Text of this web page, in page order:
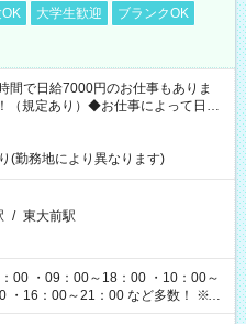
大学生歓迎
ブランクOK
で日給7000円のお仕事もありま
規定あり）◆お仕事によって日給
(勤務地により異なります)
/ 東大前駅
00 ・09：00～18：00 ・10：00～
～21：00 など多数！ ※お
ります